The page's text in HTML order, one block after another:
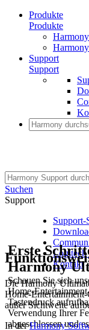
Produkte
Produkte
Support
Support
Suchen
Support
Support-
Logitech
Kontakt
Erste
Harmony
Schauen Sie sich
Home-
Tastendruck
Verwendung Ihrer
abgeschlossen und
Die Harmony
Home-
außer Sichtweite
In derHarmony